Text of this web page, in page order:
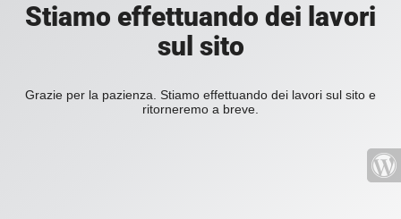
Stiamo effettuando dei lavori
sul sito
Grazie per la pazienza. Stiamo effettuando dei lavori sul sito e
ritorneremo a breve.